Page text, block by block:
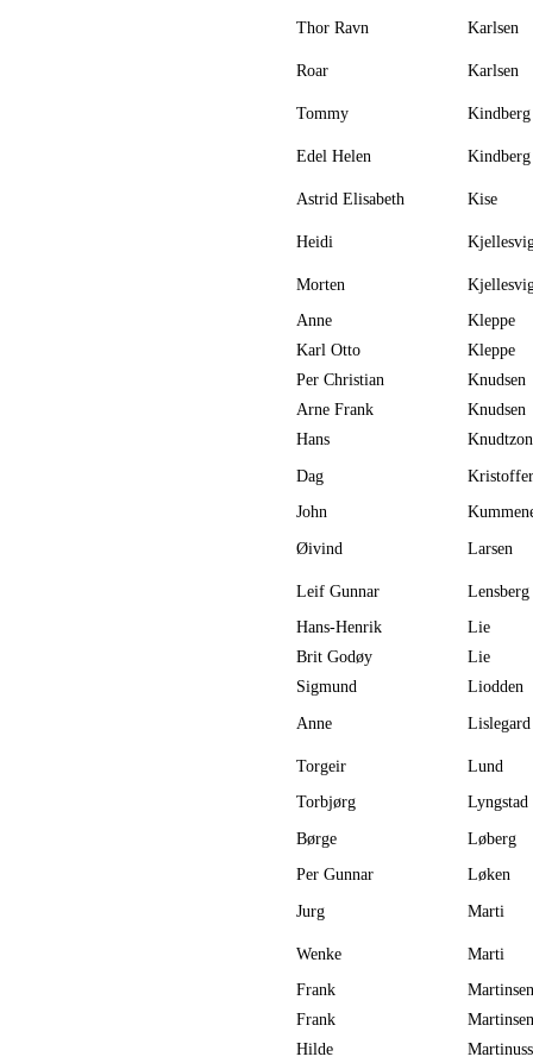
Thor Ravn Karlsen
Roar Karlsen
Tommy
Edel Helen
Astrid Elisabeth Kise
Heidi
Morten
Anne
Kleppe
Karl Otto
Kleppe
Per Christian
Knudsen
Arne Frank
Knudsen
Hans
Knudtzon
Dag
John
Øivind Larsen
Leif Gunnar
Lensberg
Hans-Henrik
Lie
Brit Godøy
Lie
Sigmund
Liodden
Anne Lislegard
Torgeir
Lund
Torbjørg
Lyngstad
Børge
Løberg
Per Gunnar
Løken
Jurg Marti
Wenke
Marti
Frank
Martinsen
Frank
Martinsen
Hilde